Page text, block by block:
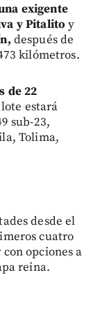
exigente
y Pitalito y
después de
kilómetros.
de 22
estará
sub-23,
Tolima,
desde el
cuatro
opciones a
reina.